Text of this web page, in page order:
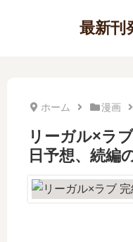
最新刊
ホーム 漫画
リーガル×ラ
日予想、続編